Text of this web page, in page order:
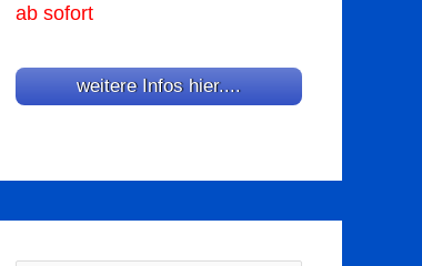
ab sofort
weitere Infos hier....